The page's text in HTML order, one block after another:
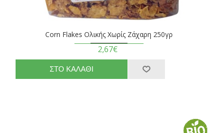
Corn Flakes Ολικής Χωρίς Ζάχαρη 250γρ
2,67€